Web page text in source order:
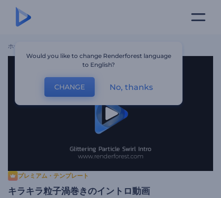
ホーム
プレミアム・テンプレート
キラキラ粒子渦巻きのイントロ動画
Would you like to change Renderforest language
to English?
CHANGE No, thanks